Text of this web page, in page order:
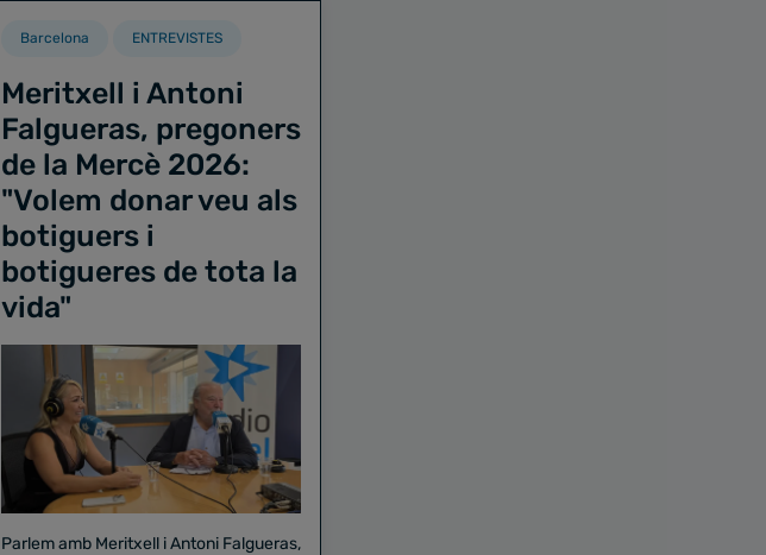
Barcelona ENTREVISTES
Meritxell i Antoni
Falgueras, pregoners
de la Mercè 2026:
"Volem donar veu als
botiguers i
botigueres de tota la
vida"
Parlem amb Meritxell i Antoni Falgueras,